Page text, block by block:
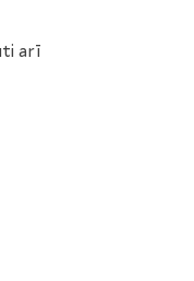
arī